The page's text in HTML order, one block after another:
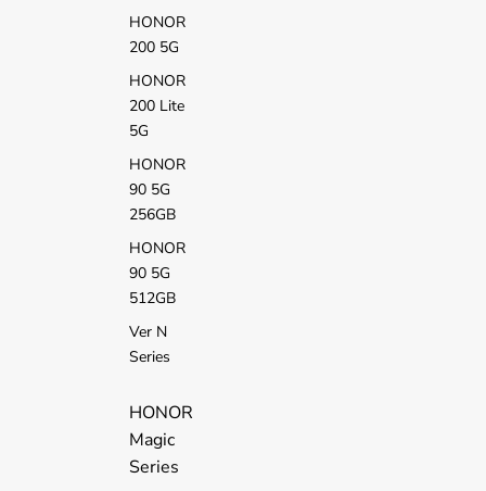
HONOR
200 5G
HONOR
200 Lite
5G
HONOR
90 5G
256GB
HONOR
90 5G
512GB
Ver N
Series
HONOR
Magic
Series